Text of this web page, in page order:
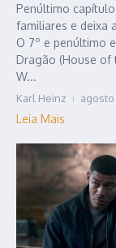
Penúltimo
familiares e deixa
O 7º e penúltimo
Dragão (House of
W...
Karl Heinz agosto
Leia Mais